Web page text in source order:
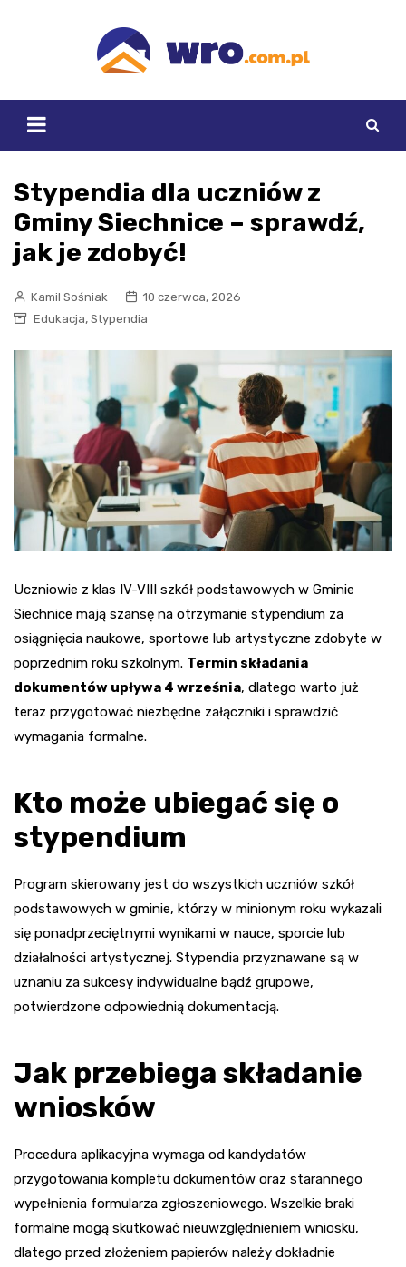
Stypendia dla uczniów z
Gminy Siechnice – sprawdź,
jak je zdobyć!
Kamil Sośniak
10 czerwca, 2026
Edukacja, Stypendia
Uczniowie z klas IV-VIII szkół podstawowych w Gminie
Siechnice mają szansę na otrzymanie stypendium za
osiągnięcia naukowe, sportowe lub artystyczne zdobyte w
poprzednim roku szkolnym. Termin składania
dokumentów upływa 4 września, dlatego warto już
teraz przygotować niezbędne załączniki i sprawdzić
wymagania formalne.
Kto może ubiegać się o
stypendium
Program skierowany jest do wszystkich uczniów szkół
podstawowych w gminie, którzy w minionym roku wykazali
się ponadprzeciętnymi wynikami w nauce, sporcie lub
działalności artystycznej. Stypendia przyznawane są w
uznaniu za sukcesy indywidualne bądź grupowe,
potwierdzone odpowiednią dokumentacją.
Jak przebiega składanie
wniosków
Procedura aplikacyjna wymaga od kandydatów
przygotowania kompletu dokumentów oraz starannego
wypełnienia formularza zgłoszeniowego. Wszelkie braki
formalne mogą skutkować nieuwzględnieniem wniosku,
dlatego przed złożeniem papierów należy dokładnie